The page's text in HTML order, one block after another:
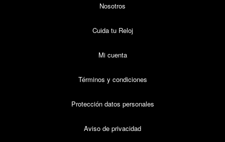
Nosotros
Cuida tu Reloj
Mi cuenta
Términos y condiciones
Protección datos personales
Aviso de privacidad